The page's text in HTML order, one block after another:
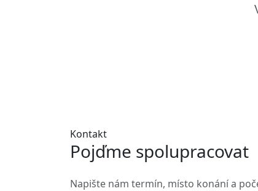
Kontakt
Pojďme spolupracovat
Napište nám termín, místo konání a